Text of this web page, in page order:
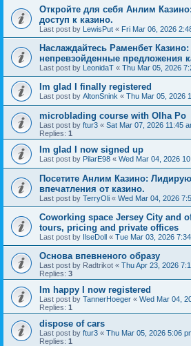
Откройте для себя Анлим
доступ к казино.
Last post by LewisPut « Fri Mar 06, 2026
Наслаждайтесь Раменбет
непревзойденные предложения
Last post by LeonidaT « Thu Mar 05, 2026
Im glad I finally registered
Last post by AltonSnink « Thu Mar 05, 2026
microblading course with Olha Po
Last post by ftur3 « Sat Mar 07, 2026 11:45
Replies: 1
Im glad I now signed up
Last post by PilarE98 « Wed Mar 04, 2026
Посетите Анлим Казино:
впечатления от казино.
Last post by TerryOli « Wed Mar 04, 2026
Coworking space Jersey City and
tours, pricing and private offices
Last post by IlseDoll « Tue Mar 03, 2026
Основа впевненого образу
Last post by Radtrikot « Thu Apr 23, 2026
Replies: 3
Im happy I now registered
Last post by TannerHoeger « Wed Mar 04,
Replies: 1
dispose of cars
Last post by ftur3 « Thu Mar 05, 2026 5:06
Replies: 1